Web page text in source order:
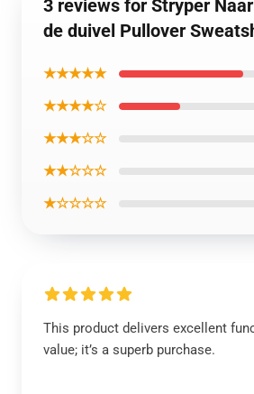
3 reviews for Stryper
de duivel Pullover
★★★★★
★★★★☆
★★★☆☆
★★☆☆☆
★☆☆☆☆
This product delivers excellent
value; it’s a superb purchase.